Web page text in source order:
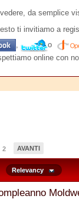
da semplice
ti invitiamo a
, o
online con
2 AVANTI
Relevancy